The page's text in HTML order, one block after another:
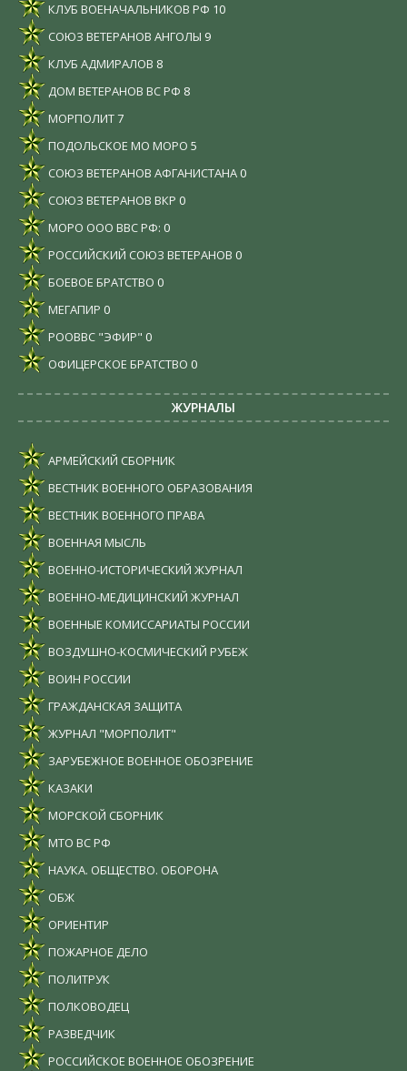
КЛУБ ВОЕНАЧАЛЬНИКОВ РФ 10
СОЮЗ ВЕТЕРАНОВ АНГОЛЫ 9
КЛУБ АДМИРАЛОВ 8
ДОМ ВЕТЕРАНОВ ВС РФ 8
МОРПОЛИТ7
ПОДОЛЬСКОЕ МО МОРО 5
СОЮЗ ВЕТЕРАНОВ АФГАНИСТАНА 0
СОЮЗ ВЕТЕРАНОВ ВКР 0
МОРО ООО ВВС РФ: 0
РОССИЙСКИЙ СОЮЗ ВЕТЕРАНОВ 0
БОЕВОЕ БРАТСТВО 0
МЕГАПИР 0
РООВВС "ЭФИР" 0
ОФИЦЕРСКОЕ БРАТСТВО 0
ЖУРНАЛЫ
АРМЕЙСКИЙ СБОРНИК
ВЕСТНИК ВОЕННОГО ОБРАЗОВАНИЯ
ВЕСТНИК ВОЕННОГО ПРАВА
ВОЕННАЯ МЫСЛЬ
ВОЕННО-ИСТОРИЧЕСКИЙ ЖУРНАЛ
ВОЕННО-МЕДИЦИНСКИЙ ЖУРНАЛ
ВОЕННЫЕ КОМИССАРИАТЫ РОССИИ
ВОЗДУШНО-КОСМИЧЕСКИЙ РУБЕЖ
ВОИН РОССИИ
ГРАЖДАНСКАЯ ЗАЩИТА
ЖУРНАЛ "МОРПОЛИТ"
ЗАРУБЕЖНОЕ ВОЕННОЕ ОБОЗРЕНИЕ
КАЗАКИ
МОРСКОЙ СБОРНИК
МТО ВС РФ
НАУКА. ОБЩЕСТВО. ОБОРОНА
ОБЖ
ОРИЕНТИР
ПОЖАРНОЕ ДЕЛО
ПОЛИТРУК
ПОЛКОВОДЕЦ
РАЗВЕДЧИК
РОССИЙСКОЕ ВОЕННОЕ ОБОЗРЕНИЕ